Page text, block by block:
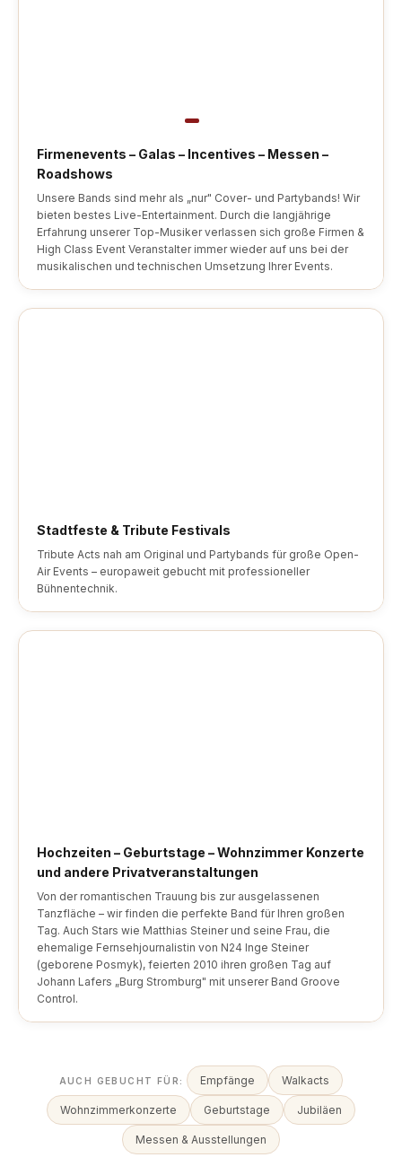
Firmenevents – Galas – Incentives – Messen –
Roadshows
Unsere Bands sind mehr als „nur" Cover- und Partybands! Wir
bieten bestes Live-Entertainment. Durch die langjährige
Erfahrung unserer Top-Musiker verlassen sich große Firmen &
High Class Event Veranstalter immer wieder auf uns bei der
musikalischen und technischen Umsetzung Ihrer Events.
Stadtfeste & Tribute Festivals
Tribute Acts nah am Original und Partybands für große Open-
Air Events – europaweit gebucht mit professioneller
Bühnentechnik.
Hochzeiten – Geburtstage – Wohnzimmer Konzerte
und andere Privatveranstaltungen
Von der romantischen Trauung bis zur ausgelassenen
Tanzfläche – wir finden die perfekte Band für Ihren großen
Tag. Auch Stars wie Matthias Steiner und seine Frau, die
ehemalige Fernsehjournalistin von N24 Inge Steiner
(geborene Posmyk), feierten 2010 ihren großen Tag auf
Johann Lafers „Burg Stromburg" mit unserer Band Groove
Control.
AUCH GEBUCHT FÜR: Empfänge Walkacts
Wohnzimmerkonzerte Geburtstage Jubiläen
Messen & Ausstellungen